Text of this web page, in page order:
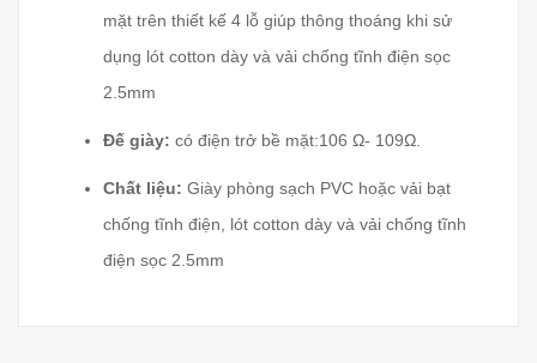
mặt trên thiết kế 4 lỗ giúp thông thoáng khi sử
dụng lót cotton dày và vải chống tĩnh điện sọc
2.5mm
Đế giày: có điện trở bề mặt:106 Ω- 109Ω.
Chất liệu: Giày phòng sạch PVC hoặc vải bạt
chống tĩnh điện, lót cotton dày và vải chống tĩnh
điện sọc 2.5mm